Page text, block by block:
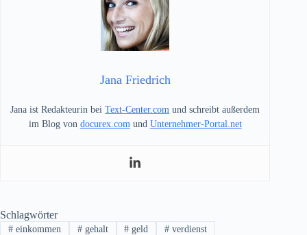
Jana Friedrich
Jana ist Redakteurin beiText-Center.com und schreibt außerdem
im Blog von docurex.com und Unternehmer-Portal.net
Schlagwörter
#einkommen #gehalt # geld # verdienst